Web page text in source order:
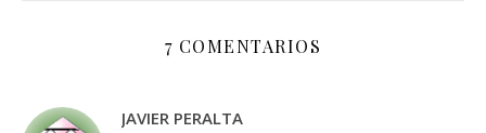
7 COMENTARIOS
JAVIER PERALTA